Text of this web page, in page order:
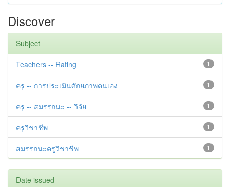
Discover
Subject
1
Teachers -- Rating
1
ครู -- การประเมินศักยภาพตนเอง
1
ครู -- สมรรถนะ -- วิจัย
1
ครูวิชาชีพ
1
สมรรถนะครูวิชาชีพ
Date issued